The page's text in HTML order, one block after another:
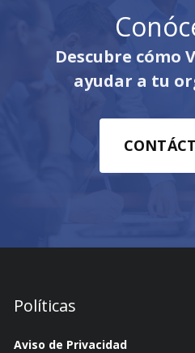
Descubre cómo
ayudar a tu
Políticas
Aviso de Privacidad